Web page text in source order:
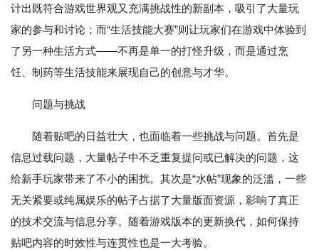
计出既符合游戏世界观又充满挑战性的新副本，吸引了大量玩
家的参与和讨论；而“生活技能大赛”则让玩家们在游戏中体验到
了另一种生活方式——不再是单一的打怪升级，而是通过烹
饪、制药等生活技能来展现自己的创意与才华。
问题与挑战
随着贴吧的日益壮大，也面临着一些挑战与问题。首先是
信息过载问题，大量帖子中不乏重复提问或已解决的问题，这
给新手玩家带来了不小的困扰。其次是“水帖”现象的泛滥，一些
无关紧要或纯属娱乐的帖子占据了大量版面资源，影响了真正
的技术交流与信息分享。随着游戏版本的更新换代，如何保持
贴吧内容的时效性与连贯性也是一大考验。